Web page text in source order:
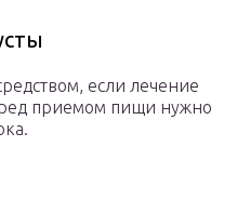
если лечение
приемом пищи нужно